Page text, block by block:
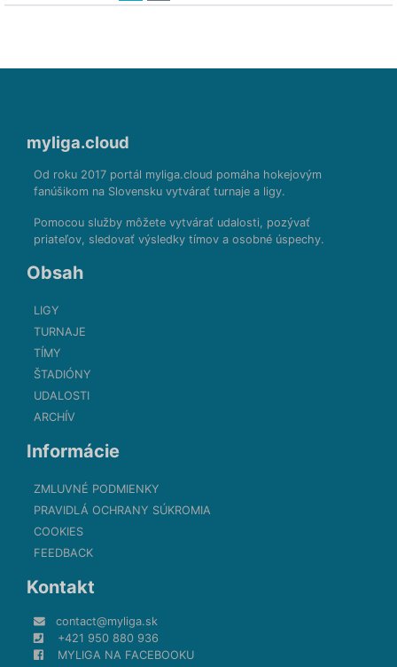
myliga.cloud
Od roku 2017 portál myliga.cloud pomáha hokejovým
fanúšikom na Slovensku vytvárať turnaje a ligy.
Pomocou služby môžete vytvárať udalosti, pozývať
priateľov, sledovať výsledky tímov a osobné úspechy.
Obsah
LIGY
TURNAJE
TÍMY
ŠTADIÓNY
UDALOSTI
ARCHÍV
Informácie
ZMLUVNÉ PODMIENKY
PRAVIDLÁ OCHRANY SÚKROMIA
COOKIES
FEEDBACK
Kontakt
contact@myliga.sk
+421 950 880 936
MYLIGA NA FACEBOOKU